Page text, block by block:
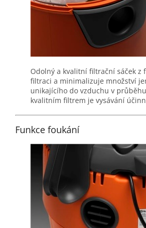
Odolný a kvalitní filtrační sáček z
filtraci a minimalizuje množství
unikajícího do vzduchu v
kvalitním filtrem je vysávání
Funkce foukání